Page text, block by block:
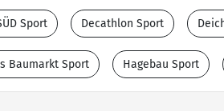
Sport Decathlon Sport
Baumarkt Sport Hagebau Sport